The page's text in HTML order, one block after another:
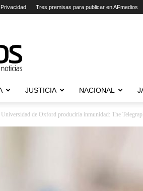
Tres premisas para publicar en AFmedios
JUSTICIA NACIONAL
de Oxford produciría inmunidad: The